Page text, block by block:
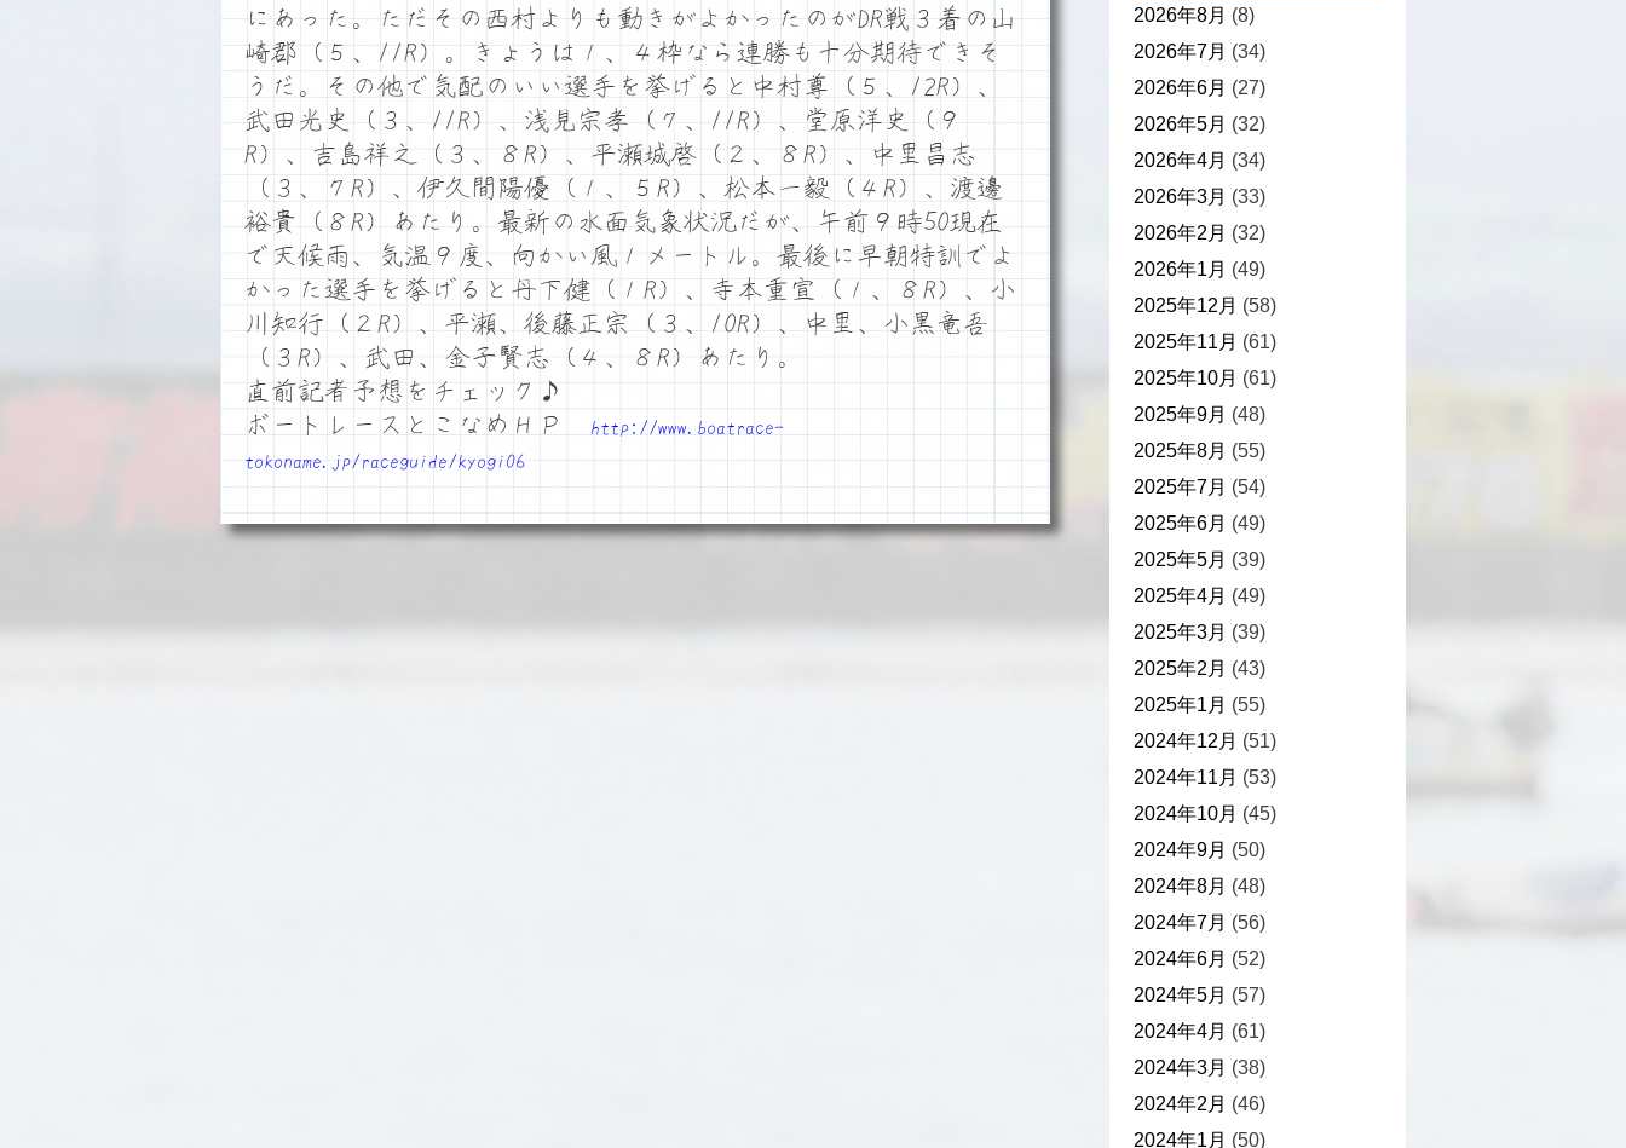
にあった。ただその西村よりも動きがよかったのがDR戦３着の山
崎郡（５、11R）。きょうは１、４枠なら連勝も十分期待できそ
うだ。その他で気配のいい選手を挙げると中村尊（５、12R）、
武田光史（３、11R）、浅見宗孝（７、11R）、堂原洋史（９
R）、吉島祥之（３、８R）、平瀬城啓（２、８R）、中里昌志
（３、７R）、伊久間陽優（１、５R）、松本一毅（４R）、渡邊
裕貴（８R）あたり。最新の水面気象状況だが、午前９時50現在
で天候雨、気温９度、向かい風１メートル。最後に早朝特訓でよ
かった選手を挙げると丹下健（１R）、寺本重宣（１、８R）、小
川知行（２R）、平瀬、後藤正宗（３、10R）、中里、小黒竜吾
（３R）、武田、金子賢志（４、８R）あたり。
直前記者予想をチェック♪
ボートレースとこなめＨＰ
http://www.boatrace-
tokoname.jp/raceguide/kyogi06
2026年8月 (8)
2026年7月 (34)
2026年6月 (27)
2026年5月 (32)
2026年4月 (34)
2026年3月 (33)
2026年2月 (32)
2026年1月 (49)
2025年12月 (58)
2025年11月 (61)
2025年10月 (61)
2025年9月 (48)
2025年8月 (55)
2025年7月 (54)
2025年6月 (49)
2025年5月 (39)
2025年4月 (49)
2025年3月 (39)
2025年2月 (43)
2025年1月 (55)
2024年12月 (51)
2024年11月 (53)
2024年10月 (45)
2024年9月 (50)
2024年8月 (48)
2024年7月 (56)
2024年6月 (52)
2024年5月 (57)
2024年4月 (61)
2024年3月 (38)
2024年2月 (46)
2024年1月 (50)